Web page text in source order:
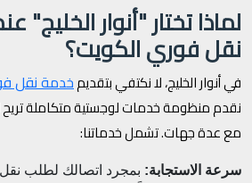
لماذا تختار "أنوار الخليج"
نقل فوري الكويت؟
في أنوار الخليج، لا نكتفي بتقديمخدمة نقل
نقدم منظومة خدمات لوجستية متكاملة
مع عدة جهات. تشمل خدماتنا:
سرعة الاستجابة: بمجرد اتصالك لطلب